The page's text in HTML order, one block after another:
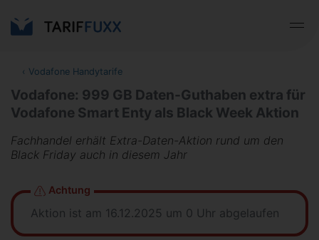
‹ Vodafone Handytarife
Vodafone: 999 GB Daten-Guthaben extra für
Vodafone Smart Enty als Black Week Aktion
Fachhandel erhält Extra-Daten-Aktion rund um den
Black Friday auch in diesem Jahr
Achtung
Aktion ist am 16.12.2025 um 0 Uhr abgelaufen